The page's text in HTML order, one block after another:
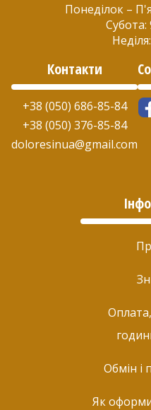
Понеділок –
Субота:
Контакти
+38 (050) 686-85-84
+38 (050) 376-85-84
doloresinua@gmail.com
Обмін і
Як